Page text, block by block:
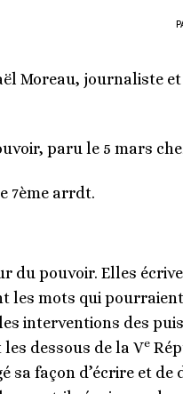
Moreau, journaliste
paru le 5 mars
7ème arrdt.
du pouvoir. Elles
les mots qui
interventions des
dessous de la Ve
sa façon d’écrire et de